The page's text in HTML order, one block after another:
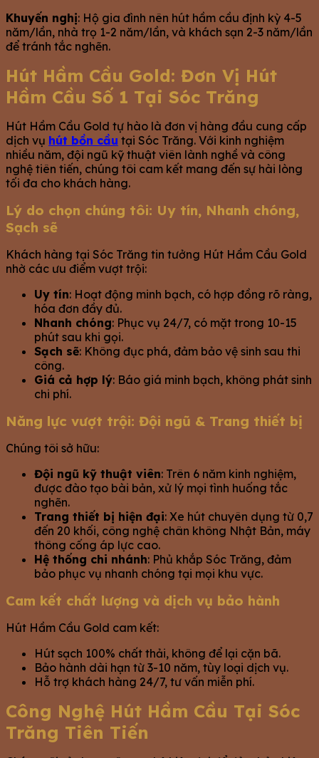
Khuyến nghị: Hộ gia đình nên hút hầm cầu định kỳ 4-5
năm/lần, nhà trọ 1-2 năm/lần, và khách sạn 2-3 năm/lần
để tránh tắc nghẽn.
Hút Hầm Cầu Gold: Đơn Vị Hút
Hầm Cầu Số 1 Tại Sóc Trăng
Hút Hầm Cầu Gold tự hào là đơn vị hàng đầu cung cấp
dịch vụ hút bồn cầu tại Sóc Trăng. Với kinh nghiệm
nhiều năm, đội ngũ kỹ thuật viên lành nghề và công
nghệ tiên tiến, chúng tôi cam kết mang đến sự hài lòng
tối đa cho khách hàng.
Lý do chọn chúng tôi: Uy tín, Nhanh chóng,
Sạch sẽ
Khách hàng tại Sóc Trăng tin tưởng Hút Hầm Cầu Gold
nhờ các ưu điểm vượt trội:
Uy tín: Hoạt động minh bạch, có hợp đồng rõ ràng,
hóa đơn đầy đủ.
Nhanh chóng: Phục vụ 24/7, có mặt trong 10-15
phút sau khi gọi.
Sạch sẽ: Không đục phá, đảm bảo vệ sinh sau thi
công.
Giá cả hợp lý: Báo giá minh bạch, không phát sinh
chi phí.
Năng lực vượt trội: Đội ngũ & Trang thiết bị
Chúng tôi sở hữu:
Đội ngũ kỹ thuật viên: Trên 6 năm kinh nghiệm,
được đào tạo bài bản, xử lý mọi tình huống tắc
nghẽn.
Trang thiết bị hiện đại: Xe hút chuyên dụng từ 0,7
đến 20 khối, công nghệ chân không Nhật Bản, máy
thông cống áp lực cao.
Hệ thống chi nhánh: Phủ khắp Sóc Trăng, đảm
bảo phục vụ nhanh chóng tại mọi khu vực.
Cam kết chất lượng và dịch vụ bảo hành
Hút Hầm Cầu Gold cam kết:
Hút sạch 100% chất thải, không để lại cặn bã.
Bảo hành dài hạn từ 3-10 năm, tùy loại dịch vụ.
Hỗ trợ khách hàng 24/7, tư vấn miễn phí.
Công Nghệ Hút Hầm Cầu Tại Sóc
Trăng Tiên Tiến